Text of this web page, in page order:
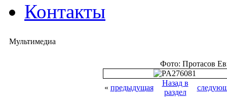
Контакты
Мультимедиа
Фото: Протасов
« предыдущая
Назад в
раздел